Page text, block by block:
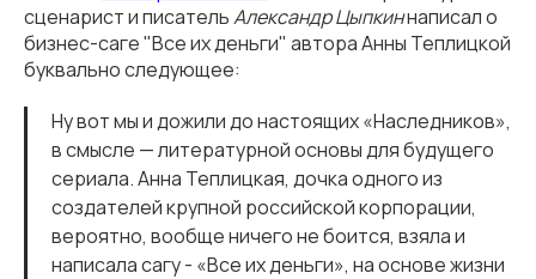
сценарист и писательАлександр Цыпкиннаписал о
бизнес-саге "Все их деньги" автора Анны Теплицкой
буквально следующее:
Ну вот мы и дожили до настоящих «Наследников»,
в смысле — литературной основы для будущего
сериала. Анна Теплицкая, дочка одного из
создателей крупной российской корпорации,
вероятно, вообще ничего не боится, взяла и
написала сагу - «Все их деньги», на основе жизни